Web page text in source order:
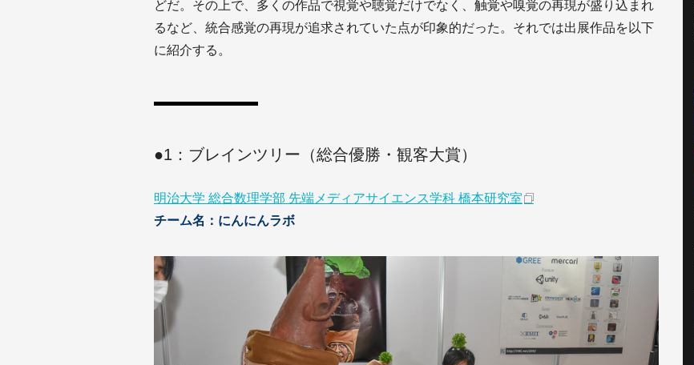
どだ。その上で、多くの作品で視覚や聴覚だけでなく、触覚や嗅覚の再現が盛り込まれ
るなど、統合感覚の再現が追求されていた点が印象的だった。それでは出展作品を以下
に紹介する。
●1：ブレインツリー（総合優勝・観客大賞）
明治大学 総合数理学部 先端メディアサイエンス学科 橋本研究室
チーム名：にんにんラボ